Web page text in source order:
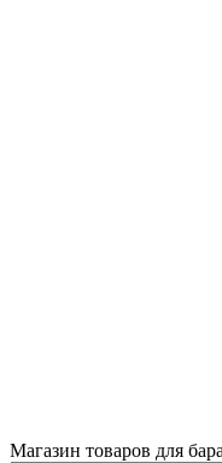
Магазин товаров для